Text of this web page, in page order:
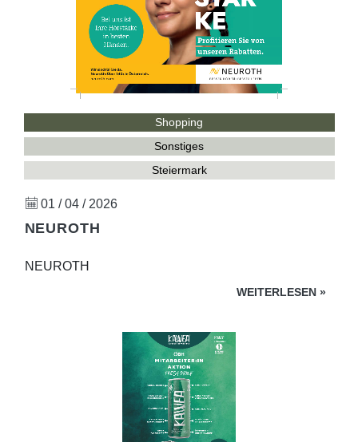
Shopping
Sonstiges
Steiermark
01 / 04 / 2026
NEUROTH
NEUROTH
WEITERLESEN »